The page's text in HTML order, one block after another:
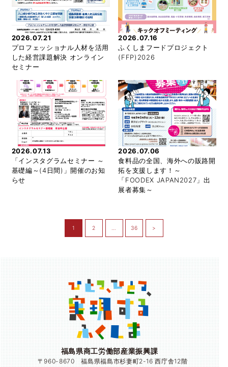
2026.07.21
プロフェッショナル人材を活用
した経営課題解決 オンライン
セミナー
2026.07.16
ふくしまフードプロジェクト
(FFP)2026
2026.07.13
「インスタグラムセミナー ～
基礎編～(4日間)」開催のお知
らせ
2026.07.06
食料品の全国、海外への販路開
拓を支援します！～
「FOODEX JAPAN2027」出
展者募集～
1 2 … 36 >
福島県商工労働部産業振興課
〒960-8670 福島県福島市杉妻町2-16 西庁舎12階